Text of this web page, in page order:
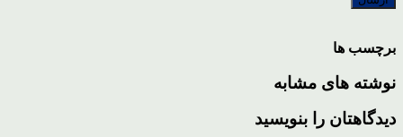
برچسب ها
نوشته های مشابه
دیدگاهتان را بنویسید